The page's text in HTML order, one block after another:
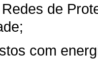
de
com